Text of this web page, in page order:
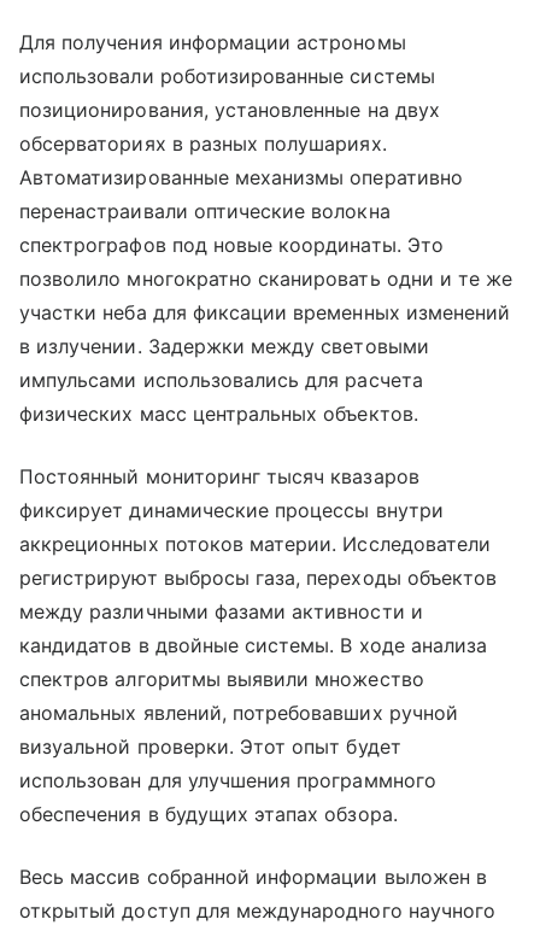
Для получения информации астрономы
использовали роботизированные системы
позиционирования, установленные на двух
обсерваториях в разных полушариях.
Автоматизированные механизмы оперативно
перенастраивали оптические волокна
спектрографов под новые координаты. Это
позволило многократно сканировать одни и те же
участки неба для фиксации временных изменений
в излучении. Задержки между световыми
импульсами использовались для расчета
физических масс центральных объектов.
Постоянный мониторинг тысяч квазаров
фиксирует динамические процессы внутри
аккреционных потоков материи. Исследователи
регистрируют выбросы газа, переходы объектов
между различными фазами активности и
кандидатов в двойные системы. В ходе анализа
спектров алгоритмы выявили множество
аномальных явлений, потребовавших ручной
визуальной проверки. Этот опыт будет
использован для улучшения программного
обеспечения в будущих этапах обзора.
Весь массив собранной информации выложен в
открытый доступ для международного научного